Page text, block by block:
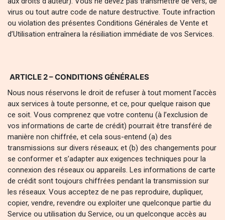
virus ou tout autre code de nature destructive. Toute infraction
ou violation des présentes Conditions Générales de Vente et
d’Utilisation entraînera la résiliation immédiate de vos Services.
ARTICLE 2 – CONDITIONS GÉNÉRALES
Nous nous réservons le droit de refuser à tout moment l’accès
aux services à toute personne, et ce, pour quelque raison que
ce soit. Vous comprenez que votre contenu (à l’exclusion de
vos informations de carte de crédit) pourrait être transféré de
manière non chiffrée, et cela sous-entend (a) des
transmissions sur divers réseaux; et (b) des changements pour
se conformer et s’adapter aux exigences techniques pour la
connexion des réseaux ou appareils. Les informations de carte
de crédit sont toujours chiffrées pendant la transmission sur
les réseaux. Vous acceptez de ne pas reproduire, dupliquer,
copier, vendre, revendre ou exploiter une quelconque partie du
Service ou utilisation du Service, ou un quelconque accès au